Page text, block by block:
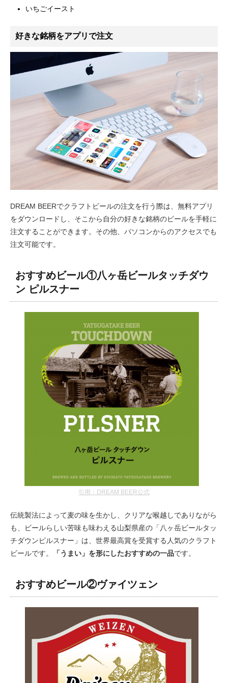
いちごイースト
好きな銘柄をアプリで注文
DREAM BEERでクラフトビールの注文を行う際は、無料アプリ
をダウンロードし、そこから自分の好きな銘柄のビールを手軽に
注文することができます。その他、パソコンからのアクセスでも
注文可能です。
おすすめビール①八ヶ岳ビールタッチダウ
ン ピルスナー
引用：DREAM BEER公式
伝統製法によって麦の味を生かし、クリアな喉越しでありながら
も、ビールらしい苦味も味わえる山梨県産の「八ヶ岳ビールタッ
チダウンピルスナー」は、世界最高賞を受賞する人気のクラフト
ビールです。
「うまい」を形にしたおすすめの一品です。
おすすめビール②ヴァイツェン